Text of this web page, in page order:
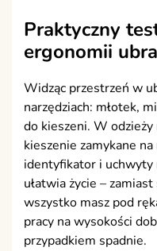
Praktyczny
ergonomii
Widząc przestrzeń w
narzędziach: młotek,
do kieszeni. W
kieszenie zamykane
identyfikator i uchwyty
ułatwia życie –
wszystko masz pod
pracy na wysokości
przypadkiem spadnie.